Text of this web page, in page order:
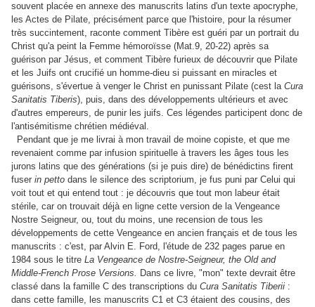
souvent placée en annexe des manuscrits latins d'un texte apocryphe,
les Actes de Pilate, précisément parce que l'histoire, pour la résumer
très succintement, raconte comment Tibère est guéri par un portrait du
Christ qu'a peint la Femme hémoroïsse (Mat.9, 20-22) après sa
guérison par Jésus, et comment Tibère furieux de découvrir que Pilate
et les Juifs ont crucifié un homme-dieu si puissant en miracles et
guérisons, s'évertue à venger le Christ en punissant Pilate (cest la Cura
Sanitatis Tiberis), puis, dans des développements ultérieurs et avec
d'autres empereurs, de punir les juifs. Ces légendes participent donc de
l'antisémitisme chrétien médiéval.
Pendant que je me livrai à mon travail de moine copiste, et que me
revenaient comme par infusion spirituelle à travers les âges tous les
jurons latins que des générations (si je puis dire) de bénédictins firent
fuser in petto dans le silence des scriptorium, je fus puni par Celui qui
voit tout et qui entend tout : je découvris que tout mon labeur était
stérile, car on trouvait déjà en ligne cette version de la Vengeance
Nostre Seigneur, ou, tout du moins, une recension de tous les
développements de cette Vengeance en ancien français et de tous les
manuscrits : c'est, par Alvin E. Ford, l'étude de 232 pages parue en
1984 sous le titre La Vengeance de Nostre-Seigneur, the Old and
Middle-French Prose Versions. Dans ce livre, "mon" texte devrait être
classé dans la famille C des transcriptions du Cura Sanitatis Tiberii :
dans cette famille, les manuscrits C1 et C3 étaient des cousins, des